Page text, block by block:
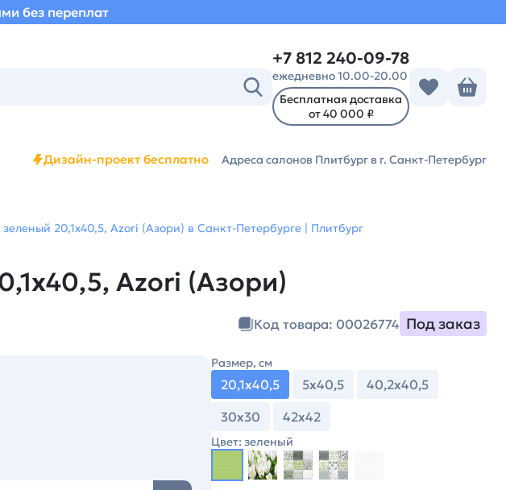
без переплат
+7 812 240-09-78
ежедневно 10.00-20.00
Бесплатная доставка
от 40 000 ₽
Дизайн-проект бесплатно Адреса салонов Плитбург в г. Санкт-Петербург
20,1х40,5, Azori (Азори) в Санкт-Петербурге | Плитбург
Azori (Азори)
Код товара: 00026774 Под заказ
Размер, см
20,1х40,5 5х40,5
40,2х40,5
30х30
42х42
Цвет: зеленый